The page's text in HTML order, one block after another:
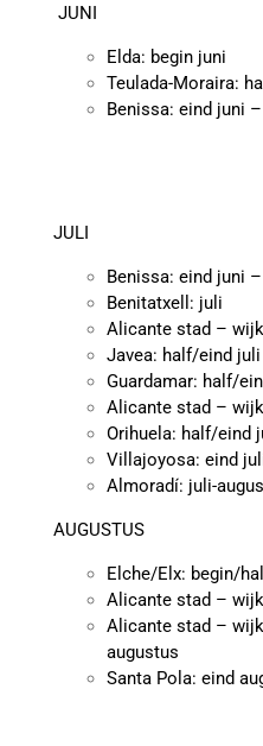
JUNI
Elda: begin juni
Teulada-Moraira:
Benissa: eind juni
JULI
Benissa: eind juni
Benitatxell: juli
Alicante stad –
Javea: half/eind juli
Guardamar: half/
Alicante stad –
Orihuela: half/eind
Villajoyosa: eind
Almoradí: juli-
AUGUSTUS
Elche/Elx: begin/
Alicante stad –
Alicante stad –
augustus
Santa Pola: eind